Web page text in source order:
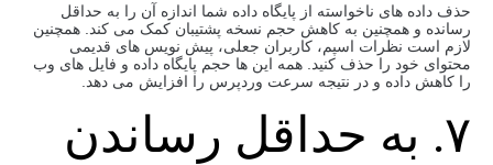
حذف داده های ناخواسته از پایگاه داده شما اندازه آن را به حداقل
رسانده و همچنین به کاهش حجم نسخه پشتیبان کمک می کند. همچنین
لازم است نظرات اسپم، کاربران جعلی، پیش نویس های قدیمی
محتوای خود را حذف کنید. همه این ها حجم پایگاه داده و فایل های وب
را کاهش داده و در نتیجه سرعت وردپرس را افزایش می دهد.
۷. به حداقل رساندن